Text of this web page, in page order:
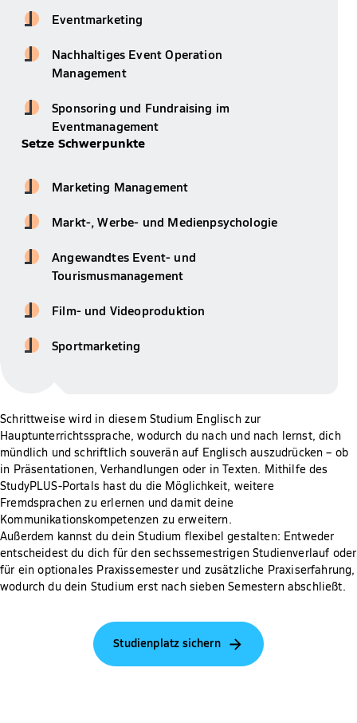
Eventmarketing
Nachhaltiges Event Operation
Management
Sponsoring und Fundraising im
Eventmanagement
Setze Schwerpunkte
Marketing Management
Markt-, Werbe- und Medienpsychologie
Angewandtes Event- und
Tourismusmanagement
Film- und Videoproduktion
Sportmarketing
Schrittweise wird in diesem Studium Englisch zur
Hauptunterrichtssprache, wodurch du nach und nach lernst, dich
mündlich und schriftlich souverän auf Englisch auszudrücken – ob
in Präsentationen, Verhandlungen oder in Texten. Mithilfe des
StudyPLUS-Portals hast du die Möglichkeit, weitere
Fremdsprachen zu erlernen und damit deine
Kommunikationskompetenzen zu erweitern.
Außerdem kannst du dein Studium flexibel gestalten: Entweder
entscheidest du dich für den sechssemestrigen Studienverlauf oder
für ein optionales Praxissemester und zusätzliche Praxiserfahrung,
wodurch du dein Studium erst nach sieben Semestern abschließt.
Studienplatz sichern